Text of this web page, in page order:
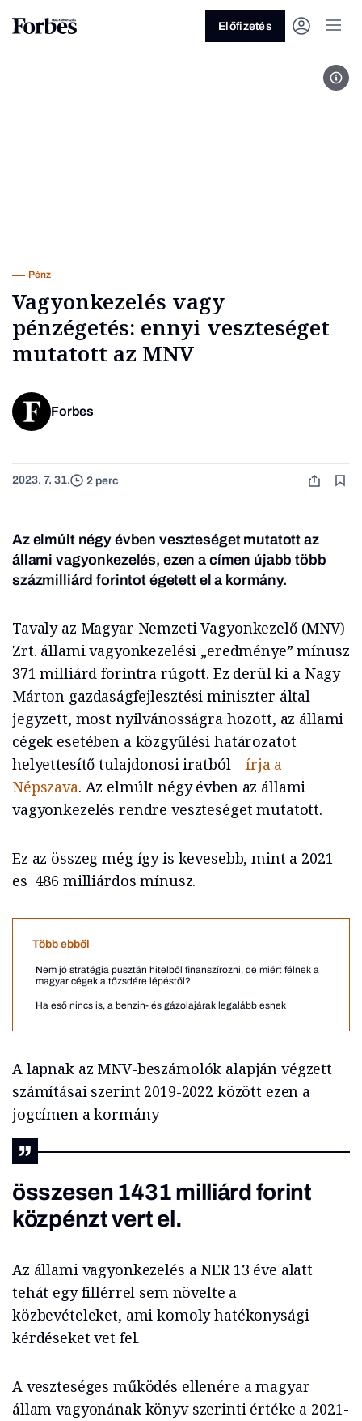
Előfizetés
Pénz
Vagyonkezelés vagy
pénzégetés: ennyi veszteséget
mutatott az MNV
Forbes
2023. 7. 31. 2 perc
Az elmúlt négy évben veszteséget mutatott az
állami vagyonkezelés, ezen a címen újabb több
százmilliárd forintot égetett el a kormány.
Tavaly az Magyar Nemzeti Vagyonkezelő (MNV)
Zrt. állami vagyonkezelési „eredménye” mínusz
371 milliárd forintra rúgott. Ez derül ki a Nagy
Márton gazdaságfejlesztési miniszter által
jegyzett, most nyilvánosságra hozott, az állami
cégek esetében a közgyűlési határozatot
helyettesítő tulajdonosi iratból – írja a
Népszava. Az elmúlt négy évben az állami
vagyonkezelés rendre veszteséget mutatott.
Ez az összeg még így is kevesebb, mint a 2021-
es 486 milliárdos mínusz.
Több ebből
Nem jó stratégia pusztán hitelből finanszírozni, de miért félnek a
magyar cégek a tőzsdére lépéstől?
Ha eső nincs is, a benzin- és gázolajárak legalább esnek
A lapnak az MNV-beszámolók alapján végzett
számításai szerint 2019-2022 között ezen a
jogcímen a kormány
összesen 1431 milliárd forint
közpénzt vert el.
Az állami vagyonkezelés a NER 13 éve alatt
tehát egy fillérrel sem növelte a
közbevételeket, ami komoly hatékonysági
kérdéseket vet fel.
A veszteséges működés ellenére a magyar
állam vagyonának könyv szerinti értéke a 2021-